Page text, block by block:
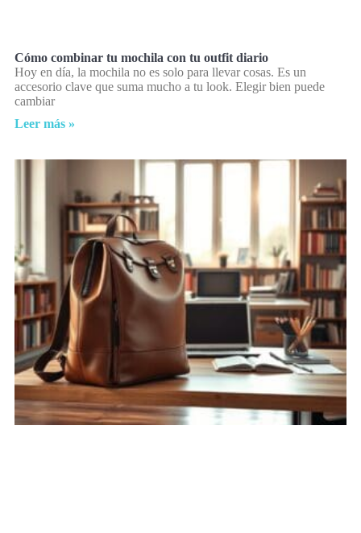
Cómo combinar tu mochila con tu outfit diario
Hoy en día, la mochila no es solo para llevar cosas. Es un
accesorio clave que suma mucho a tu look. Elegir bien puede
cambiar
Leer más »